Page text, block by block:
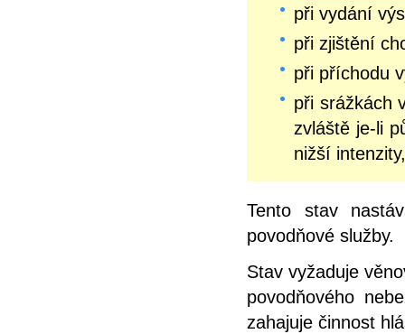
při vydání
při zjištění
při příchodu
při srážkách
zvláště je-li
nižší
Tento stav
povodňové služby.
Stav vyžaduje
povodňového
zahajuje činnost